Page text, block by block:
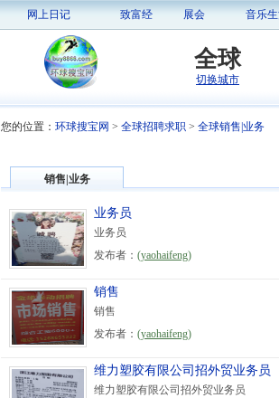
网上日记 致富经 展会 音乐
全球
切换城市
您的位置： 环球搜宝网 > 全球招聘求职 > 全球销售|业务
销售|业务
业务员
业务员
发布者： (yaohaifeng)
销售
销售
发布者： (yaohaifeng)
维力塑胶有限公司招外贸业务员
维力塑胶有限公司招外贸业务员